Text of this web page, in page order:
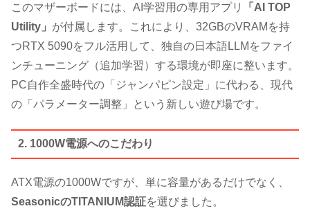
このマザーボードには、AI学習用の専用アプリ
「AI TOP
Utility」 が付属します。これにより、32GBのVRAMを持
つRTX 5090をフル活用して、独自の日本語LLMをファイ
ンチューニング（追加学習）する環境が即座に整います。
PC自作全盛時代の「ジャンパピン設定」に代わる、現代
の「パラメーター調整」という新しい遊び場です。
2. 1000W電源へのこだわり
ATX電源の1000Wですが、単に容量があるだけでなく、
SeasonicのTITANIUM認証を選びました。